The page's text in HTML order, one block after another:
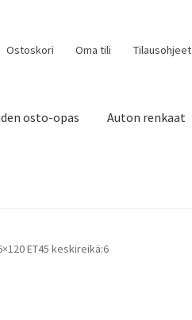
Ostoskori Oma tili Tilausohjeet
osto-opas Auton renkaat
ET45 keskireikä:6